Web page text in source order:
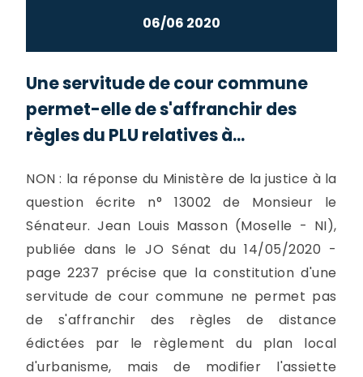
06/06 2020
Une servitude de cour commune
permet-elle de s'affranchir des
règles du PLU relatives à...
NON : la réponse du Ministère de la justice à la
question écrite n° 13002 de Monsieur le
Sénateur. Jean Louis Masson (Moselle - NI),
publiée dans le JO Sénat du 14/05/2020 -
page 2237 précise que la constitution d'une
servitude de cour commune ne permet pas
de s'affranchir des règles de distance
édictées par le règlement du plan local
d'urbanisme, mais de modifier l'assiette